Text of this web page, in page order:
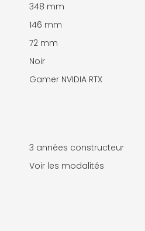
348 mm
146 mm
72 mm
Noir
Gamer NVIDIA RTX
3 années constructeur
Voir les modalités